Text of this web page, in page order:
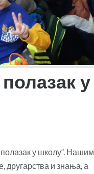
у
у школу“. Нашим
другарства и знања, а